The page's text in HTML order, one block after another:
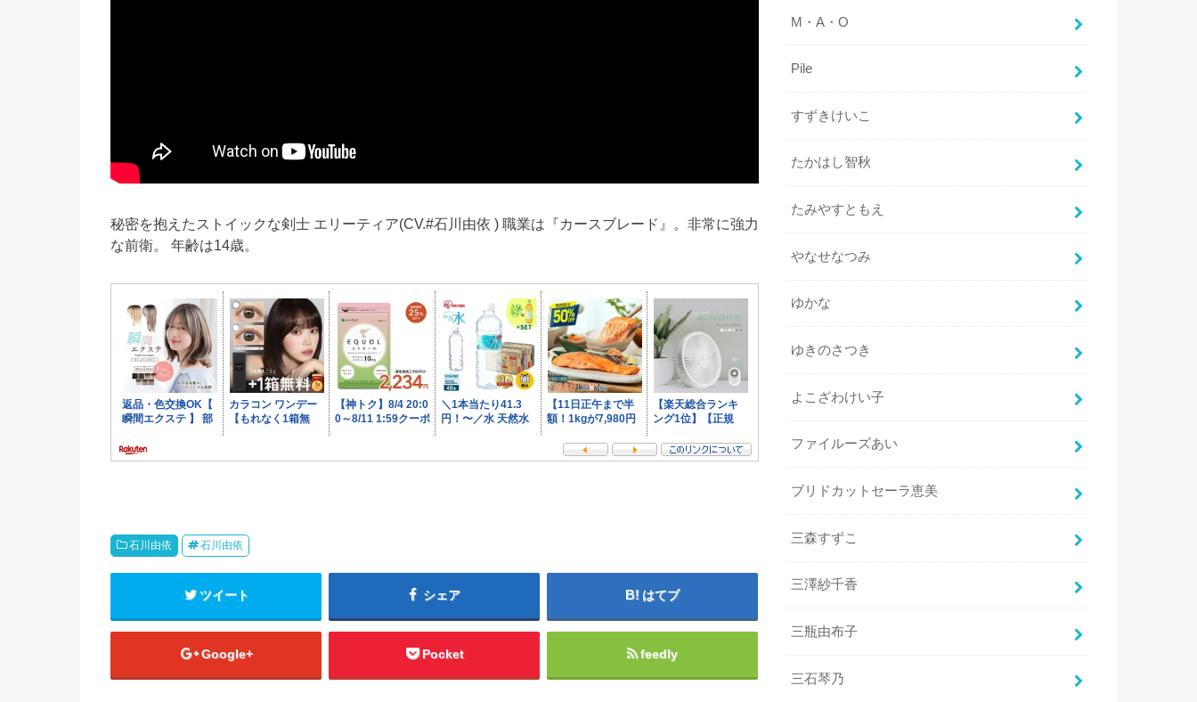
秘密を抱えたストイックな剣士 エリーティア(CV.#石川由依 ) 職業は『カースブレード』。非常に強力
な前衛。 年齢は14歳。
石川由依 石川由依
ツイート シェア はてブ
Google+ Pocket feedly
M・A・O
Pile
すずきけいこ
たかはし智秋
たみやすともえ
やなせなつみ
ゆかな
ゆきのさつき
よこざわけい子
ファイルーズあい
ブリドカットセーラ恵美
三森すずこ
三澤紗千香
三瓶由布子
三石琴乃